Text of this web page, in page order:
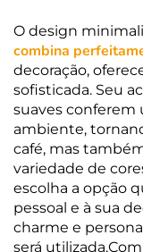
O design
combina
decoração,
sofisticada. Seu
suaves conferem
ambiente,
café, mas
variedade de
escolha a opção
pessoal e à sua
charme e
será